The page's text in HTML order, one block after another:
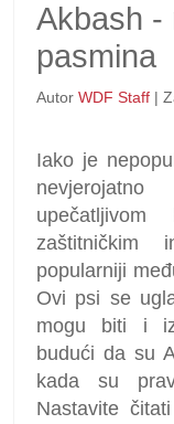
Akbash -
pasmina
Autor WDF Staff |
Iako je
zaštitničkim
popularniji
Ovi psi se
mogu biti i
budući da su
kada su
Nastavite